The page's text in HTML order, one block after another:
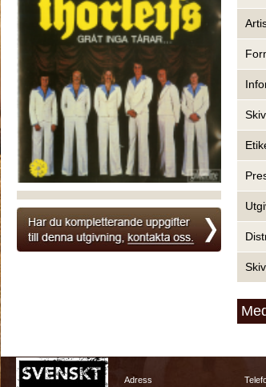
Adress